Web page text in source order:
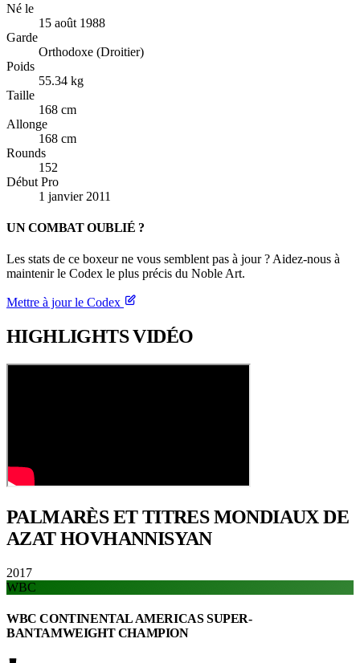
Né le
15 août 1988
Garde
Orthodoxe (Droitier)
Poids
55.34 kg
Taille
168 cm
Allonge
168 cm
Rounds
152
Début Pro
1 janvier 2011
UN COMBAT OUBLIÉ ?
Les stats de ce boxeur ne vous semblent pas à jour ? Aidez-nous à
maintenir le Codex le plus précis du Noble Art.
Mettre à jour le Codex
HIGHLIGHTSVIDÉO
PALMARÈS ET TITRESMONDIAUX DE
AZAT HOVHANNISYAN
2017
WBC
WBC CONTINENTAL AMERICAS SUPER-
BANTAMWEIGHT CHAMPION